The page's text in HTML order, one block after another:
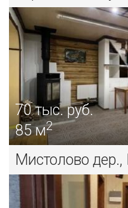
70тыс. руб.
85 м2
Мистолово дер.,